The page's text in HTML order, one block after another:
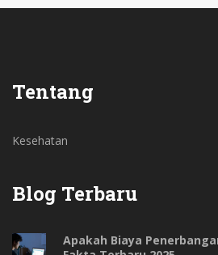
Tentang
Kesehatan
Blog Terbaru
Apakah Biaya